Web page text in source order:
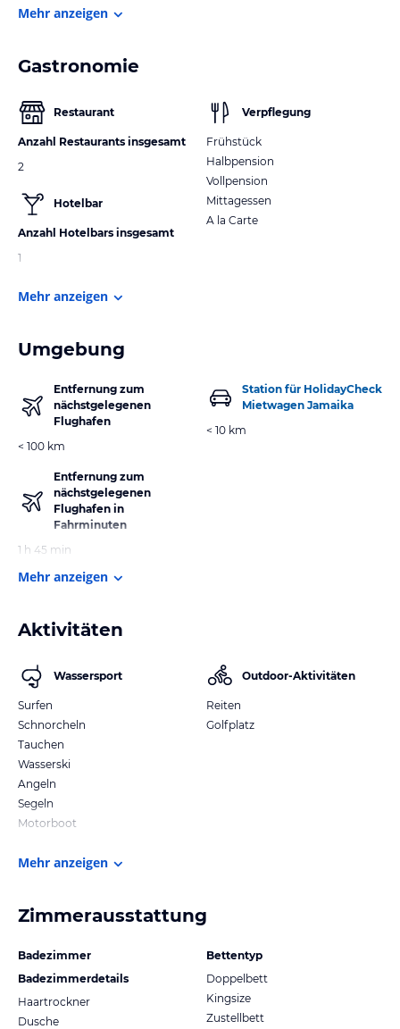
Mehr anzeigen
Gastronomie
Restaurant
Anzahl Restaurants insgesamt
2
Hotelbar
Anzahl Hotelbars insgesamt
1
Verpflegung
Frühstück
Halbpension
Vollpension
Mittagessen
A la Carte
Mehr anzeigen
Umgebung
Entfernung zum
nächstgelegenen
Flughafen
< 100 km
Entfernung zum
nächstgelegenen
Flughafen in
Fahrminuten
1 h 45 min
Station für HolidayCheck
Mietwagen Jamaika
< 10 km
Mehr anzeigen
Aktivitäten
Wassersport
Surfen
Schnorcheln
Tauchen
Wasserski
Angeln
Segeln
Motorboot
Outdoor-Aktivitäten
Reiten
Golfplatz
Mehr anzeigen
Zimmerausstattung
Badezimmer
Badezimmerdetails
Haartrockner
Dusche
Bettentyp
Doppelbett
Kingsize
Zustellbett